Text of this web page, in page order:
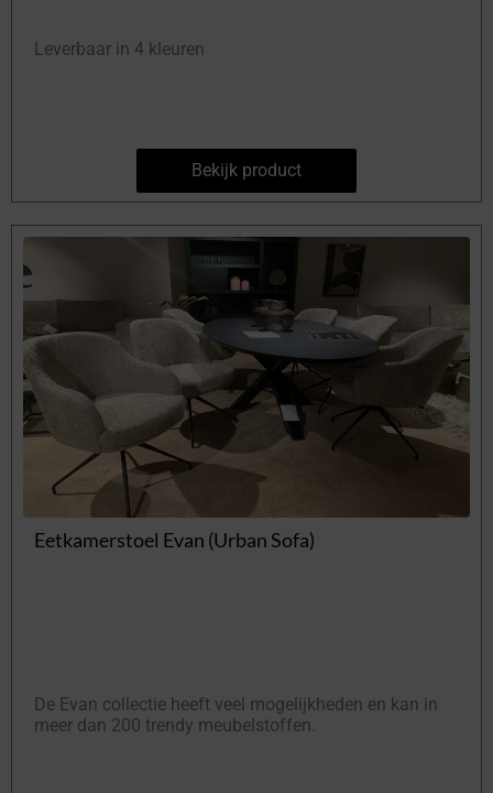
Leverbaar in 4 kleuren
Bekijk product
Eetkamerstoel Evan (Urban Sofa)
De Evan collectie heeft veel mogelijkheden en kan in
meer dan 200 trendy meubelstoffen.